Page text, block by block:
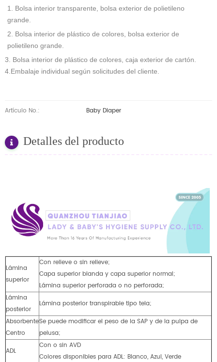
1. Bolsa interior transparente, bolsa exterior de polietileno
grande.
2. Bolsa interior de plástico de colores, bolsa exterior de
polietileno grande.
3. Bolsa interior de plástico de colores, caja exterior de cartón.
4.Embalaje individual según solicitudes del cliente.
Artículo No.: Baby Diaper
Detalles del producto
Lámina
superior
Con relieve o sin relieve;
Capa superior blanda y capa superior normal;
Lámina superior perforada o no perforada;
Lámina
posterior
Lámina posterior transpirable tipo tela;
Absorbente
Centro
Se puede modificar el peso de la SAP y de la pulpa de
pelusa;
ADL
Con o sin AVD
Colores disponibles para ADL: Blanco, Azul, Verde